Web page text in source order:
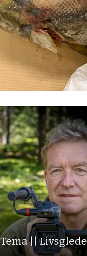
Tema || Livsglede